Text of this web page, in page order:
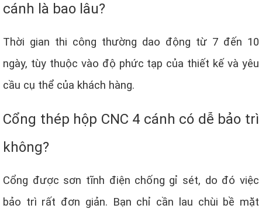
cánh là bao lâu?
Thời gian thi công thường dao động từ 7 đến 10
ngày, tùy thuộc vào độ phức tạp của thiết kế và yêu
cầu cụ thể của khách hàng.
Cổng thép hộp CNC 4 cánh có dễ bảo trì
không?
Cổng được sơn tĩnh điện chống gỉ sét, do đó việc
bảo trì rất đơn giản. Bạn chỉ cần lau chùi bề mặt